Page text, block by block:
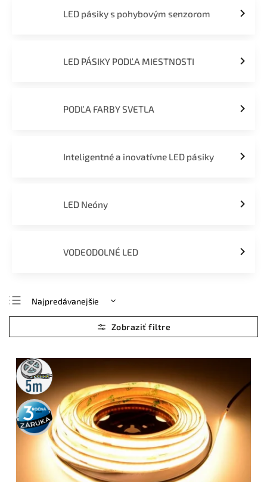
LED pásiky s pohybovým senzorom
LED PÁSIKY PODĽA MIESTNOSTI
PODĽA FARBY SVETLA
Inteligentné a inovatívne LED pásiky
LED Neóny
VODEODOLNÉ LED
Najpredávanejšie
Najlacnejšie
Najdrahšie
Abecedne
5m
rolka
3 roky
záruka